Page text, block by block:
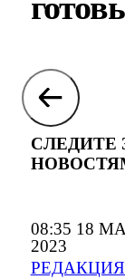
08:35 18
2023
СЛЕДИТЕ